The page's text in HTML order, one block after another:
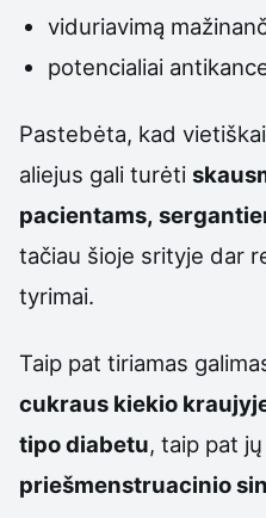
viduriavimą
potencialiai
Pastebėta, kad
aliejus gali turėti
pacientams,
tačiau šioje srityje dar
tyrimai.
Taip pat tiriamas
cukraus kiekio
tipo diabetu, taip pat
priešmenstruacinio